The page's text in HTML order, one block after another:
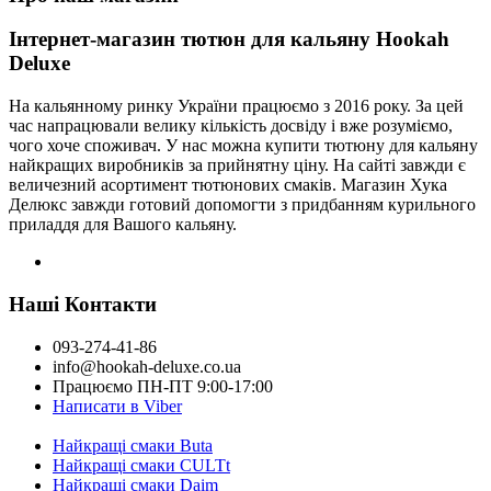
Інтернет-магазин тютюн для кальяну Hookah
Deluxe
На кальянному ринку України працюємо з 2016 року. За цей
час напрацювали велику кількість досвіду і вже розуміємо,
чого хоче споживач. У нас можна купити тютюну для кальяну
найкращих виробників за прийнятну ціну. На сайті завжди є
величезний асортимент тютюнових смаків. Магазин Хука
Делюкс завжди готовий допомогти з придбанням курильного
приладдя для Вашого кальяну.
Наші Контакти
093-274-41-86
info@hookah-deluxe.co.ua
Працюємо ПН-ПТ 9:00-17:00
Написати в Viber
Найкращі смаки Buta
Найкращі смаки CULTt
Найкращі смаки Daim